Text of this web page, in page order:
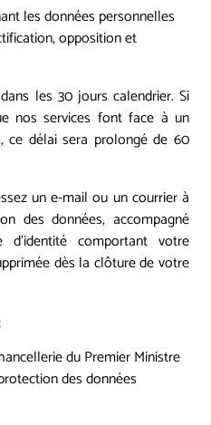
les données personnelles
opposition et
les 30 jours calendrier. Si
nos services font face à un
ce délai sera prolongé de 60
un e-mail ou un courrier à
des données, accompagné
comportant votre
dès la clôture de votre
du Premier Ministre
des données